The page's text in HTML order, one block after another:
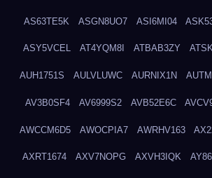
AS63TE5K ASGN8UO7 ASI6MI04
ASY5VCEL AT4YQM8I ATBAB3ZY
AUH1751S AULVLUWC AURNIX1N
AV3B0SF4 AV6999S2 AVB52E6C
AWCCM6D5 AWOCPIA7 AWRHV163
AXRT1674 AXV7NOPG AXVH3IQK